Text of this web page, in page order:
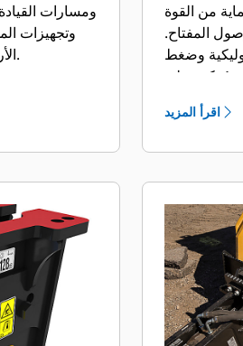
ومسارات
وتجهيزات
الأراضي المتجمدة لإصلاح المرافق.
من القوة
المفتاح.
وضغط
مُركب على
اقرأ المزيد